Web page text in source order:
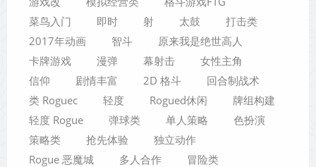
菜鸟入门
即时 射 太鼓
打击类
2017年动画
智斗
原来我是绝世高人
卡牌游戏
漫弹 幕射击
女性主角
信仰
剧情丰富 2D 格斗
回合制战术
类 Roguec
轻度 Rogued休闲
牌组构建
轻度 Rogue
弹球类 单人策略
色扮演
策略类
抢先体验
独立动作
Rogue 恶魔城
多人合作
冒险类